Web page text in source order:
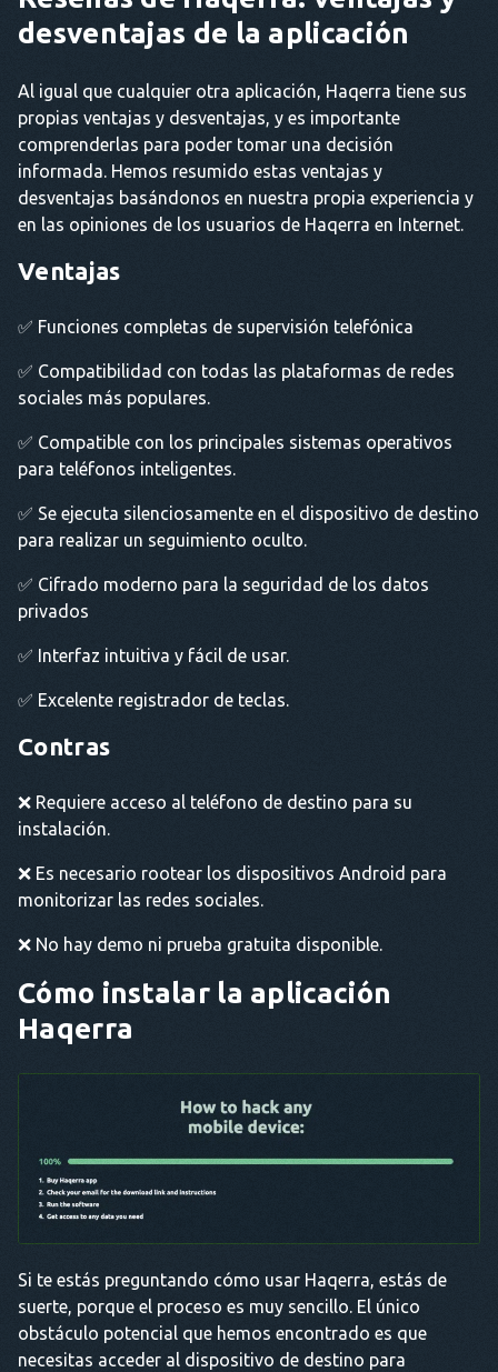
desventajas de la aplicación
Al igual que cualquier otra aplicación, Haqerra tiene sus
propias ventajas y desventajas, y es importante
comprenderlas para poder tomar una decisión
informada. Hemos resumido estas ventajas y
desventajas basándonos en nuestra propia experiencia y
en las opiniones de los usuarios de Haqerra en Internet.
Ventajas
✅ Funciones completas de supervisión telefónica
✅ Compatibilidad con todas las plataformas de redes
sociales más populares.
✅ Compatible con los principales sistemas operativos
para teléfonos inteligentes.
✅ Se ejecuta silenciosamente en el dispositivo de destino
para realizar un seguimiento oculto.
✅ Cifrado moderno para la seguridad de los datos
privados
✅ Interfaz intuitiva y fácil de usar.
✅ Excelente registrador de teclas.
Contras
❌ Requiere acceso al teléfono de destino para su
instalación.
❌ Es necesario rootear los dispositivos Android para
monitorizar las redes sociales.
❌ No hay demo ni prueba gratuita disponible.
Cómo instalar la aplicación
Haqerra
Si te estás preguntando cómo usar Haqerra, estás de
suerte, porque el proceso es muy sencillo. El único
obstáculo potencial que hemos encontrado es que
necesitas acceder al dispositivo de destino para